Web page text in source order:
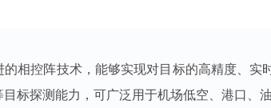
的相控阵技术，能够实现对目标的高精度、实
目标探测能力，可广泛用于机场低空、港口、